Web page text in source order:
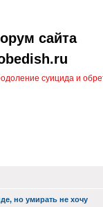
сайта
суицида и
но умирать не хочу